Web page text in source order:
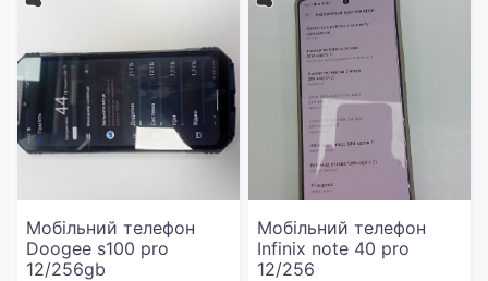
Мобільний телефон
Doogee s100 pro
12/256gb
Мобільний телефон
Infinix note 40 pro
12/256